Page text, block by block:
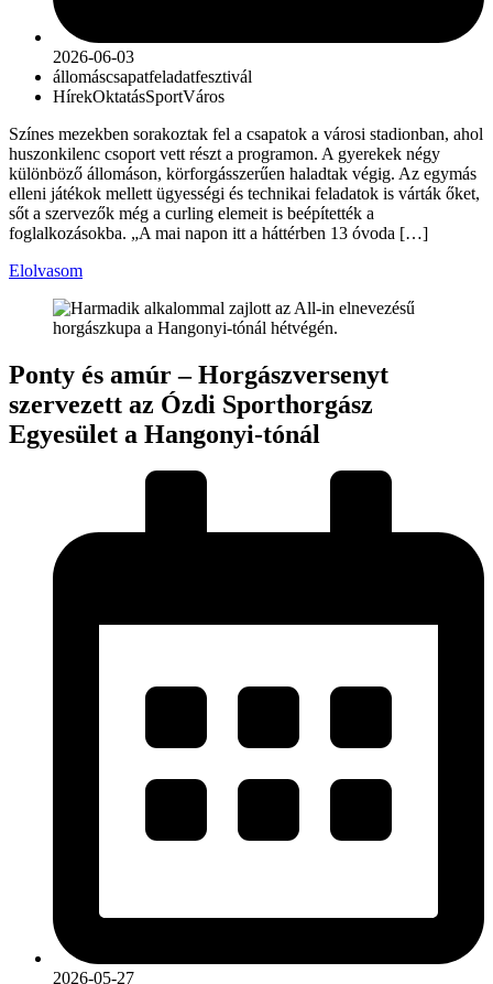
2026-06-03
állomáscsapatfeladatfesztivál
HírekOktatásSportVáros
Színes mezekben sorakoztak fel a csapatok a városi stadionban, ahol
huszonkilenc csoport vett részt a programon. A gyerekek négy
különböző állomáson, körforgásszerűen haladtak végig. Az egymás
elleni játékok mellett ügyességi és technikai feladatok is várták őket,
sőt a szervezők még a curling elemeit is beépítették a
foglalkozásokba. „A mai napon itt a háttérben 13 óvoda […]
Elolvasom
Ponty és amúr – Horgászversenyt
szervezett az Ózdi Sporthorgász
Egyesület a Hangonyi-tónál
2026-05-27